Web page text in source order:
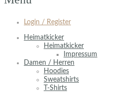
Login / Register
Heimatkicker
Heimatkicker
Impressum
Damen / Herren
Hoodies
Sweatshirts
T-Shirts